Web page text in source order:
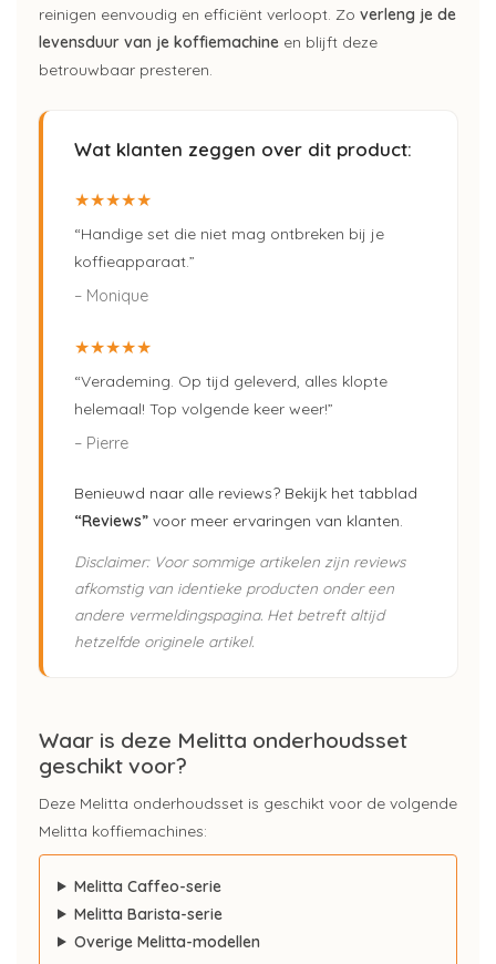
reinigen eenvoudig en efficiënt verloopt. Zo verleng je de
levensduur van je koffiemachine en blijft deze
betrouwbaar presteren.
Wat klanten zeggen over dit product:
★★★★★
“Handige set die niet mag ontbreken bij je
koffieapparaat.”
– Monique
★★★★★
“Verademing. Op tijd geleverd, alles klopte
helemaal! Top volgende keer weer!”
– Pierre
Benieuwd naar alle reviews? Bekijk het tabblad
“Reviews” voor meer ervaringen van klanten.
Disclaimer: Voor sommige artikelen zijn reviews
afkomstig van identieke producten onder een
andere vermeldingspagina. Het betreft altijd
hetzelfde originele artikel.
Waar is deze Melitta onderhoudsset
geschikt voor?
Deze Melitta onderhoudsset is geschikt voor de volgende
Melitta koffiemachines:
Melitta Caffeo-serie
Melitta Barista-serie
Overige Melitta-modellen